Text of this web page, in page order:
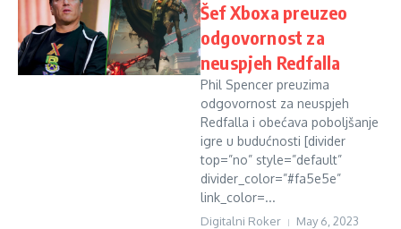
Šef Xboxa preuzeo
odgovornost za
neuspjeh Redfalla
Phil Spencer preuzima
odgovornost za neuspjeh
Redfalla i obećava poboljšanje
igre u budućnosti [divider
top=”no” style=”default”
divider_color=”#fa5e5e”
link_color=...
Digitalni Roker May 6, 2023